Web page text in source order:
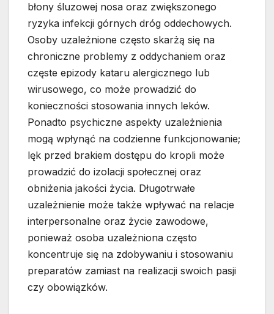
błony śluzowej nosa oraz zwiększonego
ryzyka infekcji górnych dróg oddechowych.
Osoby uzależnione często skarżą się na
chroniczne problemy z oddychaniem oraz
częste epizody kataru alergicznego lub
wirusowego, co może prowadzić do
konieczności stosowania innych leków.
Ponadto psychiczne aspekty uzależnienia
mogą wpłynąć na codzienne funkcjonowanie;
lęk przed brakiem dostępu do kropli może
prowadzić do izolacji społecznej oraz
obniżenia jakości życia. Długotrwałe
uzależnienie może także wpływać na relacje
interpersonalne oraz życie zawodowe,
ponieważ osoba uzależniona często
koncentruje się na zdobywaniu i stosowaniu
preparatów zamiast na realizacji swoich pasji
czy obowiązków.